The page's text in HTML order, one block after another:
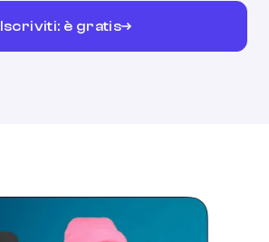
Iscriviti: è gratis